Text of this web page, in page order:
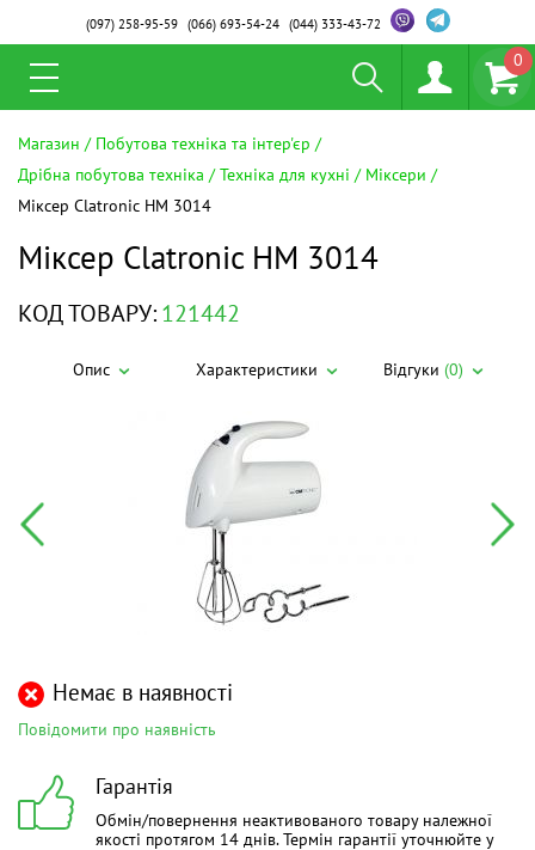
(097)258-95-59 (066)693-54-24 (044)333-43-72
0
Магазин
Побутова техніка та інтер'єр
Дрібна побутова техніка
Техніка для кухні
Міксери
Міксер Clatronic HM 3014
Міксер Clatronic HM 3014
КОД ТОВАРУ:121442
Опис Характеристики Відгуки(0)
Немає в наявності
Повідомити про наявність
Гарантія
Обмін/повернення неактивованого товару належної
якості протягом 14 днів. Термін гарантії уточнюйте у